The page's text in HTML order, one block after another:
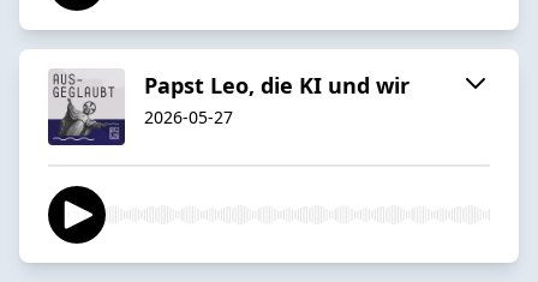
Papst Leo, die KI und wir
2026-05-27